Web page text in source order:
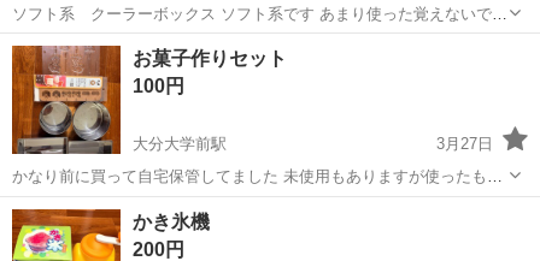
ソフト系 クーラーボックス ソフト系です あまり使った覚えないです
１つは未使用です サイズ 幅35センチ 高さ23センチ 奥行き23センチ
素人ですので多少の誤差はご了承下さい
大分 大分市 大分大学前駅
クーラーボックス
お菓子作りセット
100円
大分大学前駅
3月27日
かなり前に買って自宅保管してました 未使用もありますが使ったもの
もあります ホコリや汚れはそのまま、現場お渡しとなります それでも
よろしい方よろしくお願いします
大分 大分市 大分大学前駅
かき氷機
200円